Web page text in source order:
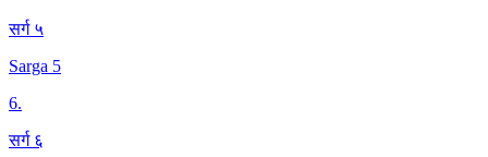
सर्ग ५
Sarga 5
6.
सर्ग ६